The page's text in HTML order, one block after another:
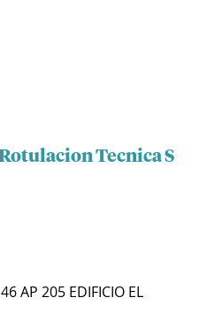
Tecnica S
AP 205 EDIFICIO EL